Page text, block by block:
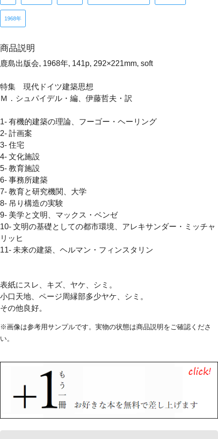
1968年
商品説明
鹿島出版会, 1968年, 141p, 292×221mm, soft
特集 現代ドイツ建築思想
Ｍ．シュパイデル・編、伊藤哲夫・訳
1- 有機的建築の理論、フーゴー・ヘーリング
2- 計画案
3- 住宅
4- 文化施設
5- 教育施設
6- 事務所建築
7- 教育と研究機関、大学
8- 吊り構造の実験
9- 美学と文明、マックス・ベンゼ
10- 文明の基礎としての都市環境、アレキサンダー・ミッチャ
リッヒ
11- 未来の建築、ヘルマン・フィンスタリン
表紙にスレ、キズ、ヤケ、シミ。
小口天地、ページ周縁部多少ヤケ、シミ。
その他良好。
※画像は参考用サンプルです。実物の状態は商品説明をご確認くださ
い。